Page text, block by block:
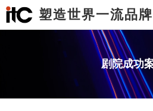
塑造世界一流品牌
剧院成功